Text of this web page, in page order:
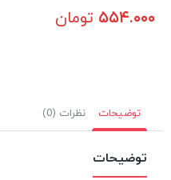
۵۵۴.۰۰۰ تومان
توضیحات نظرات (0)
توضیحات